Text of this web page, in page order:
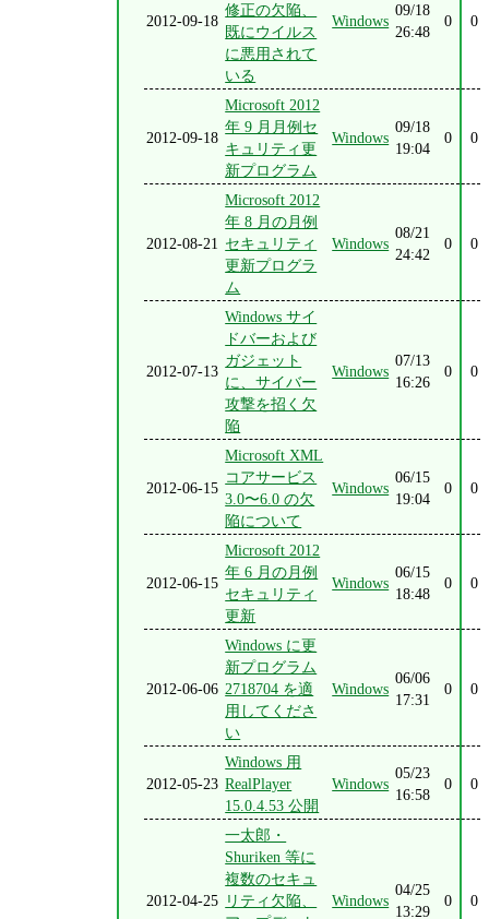
2012-09-18
修正の欠陥、
既にウイルス
に悪用されて
いる
Windows
09/18
26:48
0 0
2012-09-18
Microsoft 2012
年 9 月月例セ
キュリティ更
新プログラム
Windows
09/18
19:04
0 0
2012-08-21
Microsoft 2012
年 8 月の月例
セキュリティ
更新プログラ
ム
Windows
08/21
24:42
0 0
2012-07-13
Windows サイ
ドバーおよび
ガジェット
に、サイバー
攻撃を招く欠
陥
Windows
07/13
16:26
0 0
2012-06-15
Microsoft XML
コアサービス
3.0〜6.0 の欠
陥について
Windows
06/15
19:04
0 0
2012-06-15
Microsoft 2012
年 6 月の月例
セキュリティ
更新
Windows
06/15
18:48
0 0
2012-06-06
Windows に更
新プログラム
2718704 を適
用してくださ
い
Windows
06/06
17:31
0 0
2012-05-23
Windows 用
RealPlayer
15.0.4.53 公開
Windows
05/23
16:58
0 0
2012-04-25
一太郎・
Shuriken 等に
複数のセキュ
リティ欠陥、
Windows
04/25
13:29
0 0